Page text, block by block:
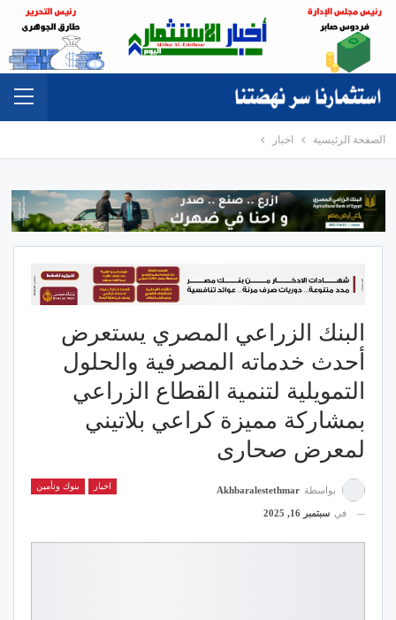
الصفحة الرئيسية اخبار
البنك الزراعي المصري يستعرض
أحدث خدماته المصرفية والحلول
التمويلية لتنمية القطاع الزراعي
بمشاركة مميزة كراعي بلاتيني
لمعرض صحارى
اخبار بنوك وتأمين بواسطة Akhbaralestethmar
في سبتمبر 16, 2025